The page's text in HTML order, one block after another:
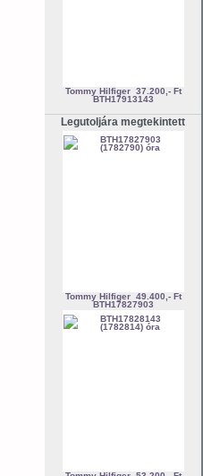
Tommy Hilfiger 37.200,- Ft
BTH17913143
Legutoljára megtekintett
Tommy Hilfiger 49.400,- Ft
BTH17827903